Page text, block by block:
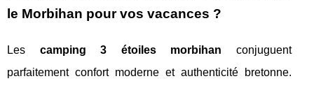
le Morbihan pour vos vacances ?
Les camping 3 étoiles morbihan conjuguent
parfaitement confort moderne et authenticité bretonne.